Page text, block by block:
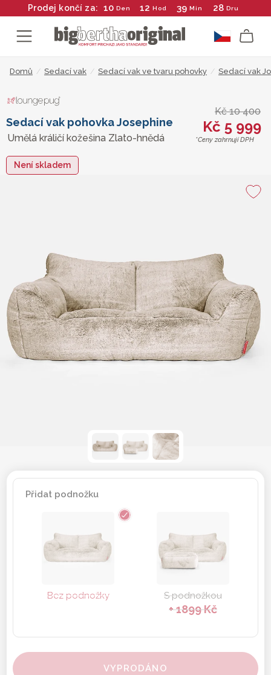
Prodej končí za: 10 Den 12 Hod 39 Min 27 Dru
Domů / Sedací vak / Sedací vak ve tvaru pohovky / Sedací vak
Sedací vak pohovka Josephine
Umělá králičí kožešina Zlato-hnědá
Kč 10 400
Kč 5 999
*Ceny zahrnují DPH
Není skladem
Přidat podnožku
Bez podnožky S podnožkou
+ 1899 Kč
VYPRODÁNO